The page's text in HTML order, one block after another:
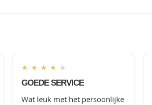
★ ★ ★ ★ ★
GOEDE SERVICE
Wat leuk met het persoonlijke